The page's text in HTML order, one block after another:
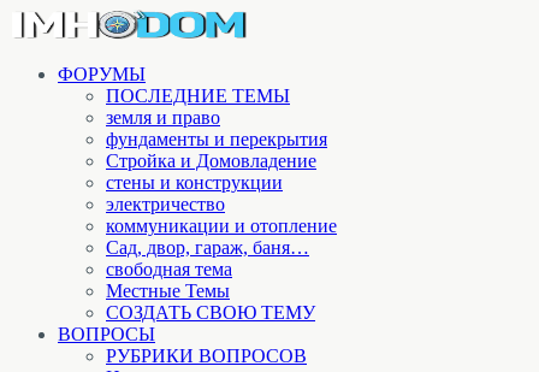
ФОРУМЫ
ПОСЛЕДНИЕ ТЕМЫ
земля и право
фундаменты и перекрытия
Стройка и Домовладение
стены и конструкции
электричество
коммуникации и отопление
Cад, двор, гараж, баня…
свободная тема
Местные Темы
СОЗДАТЬ СВОЮ ТЕМУ
ВОПРОСЫ
РУБРИКИ ВОПРОСОВ